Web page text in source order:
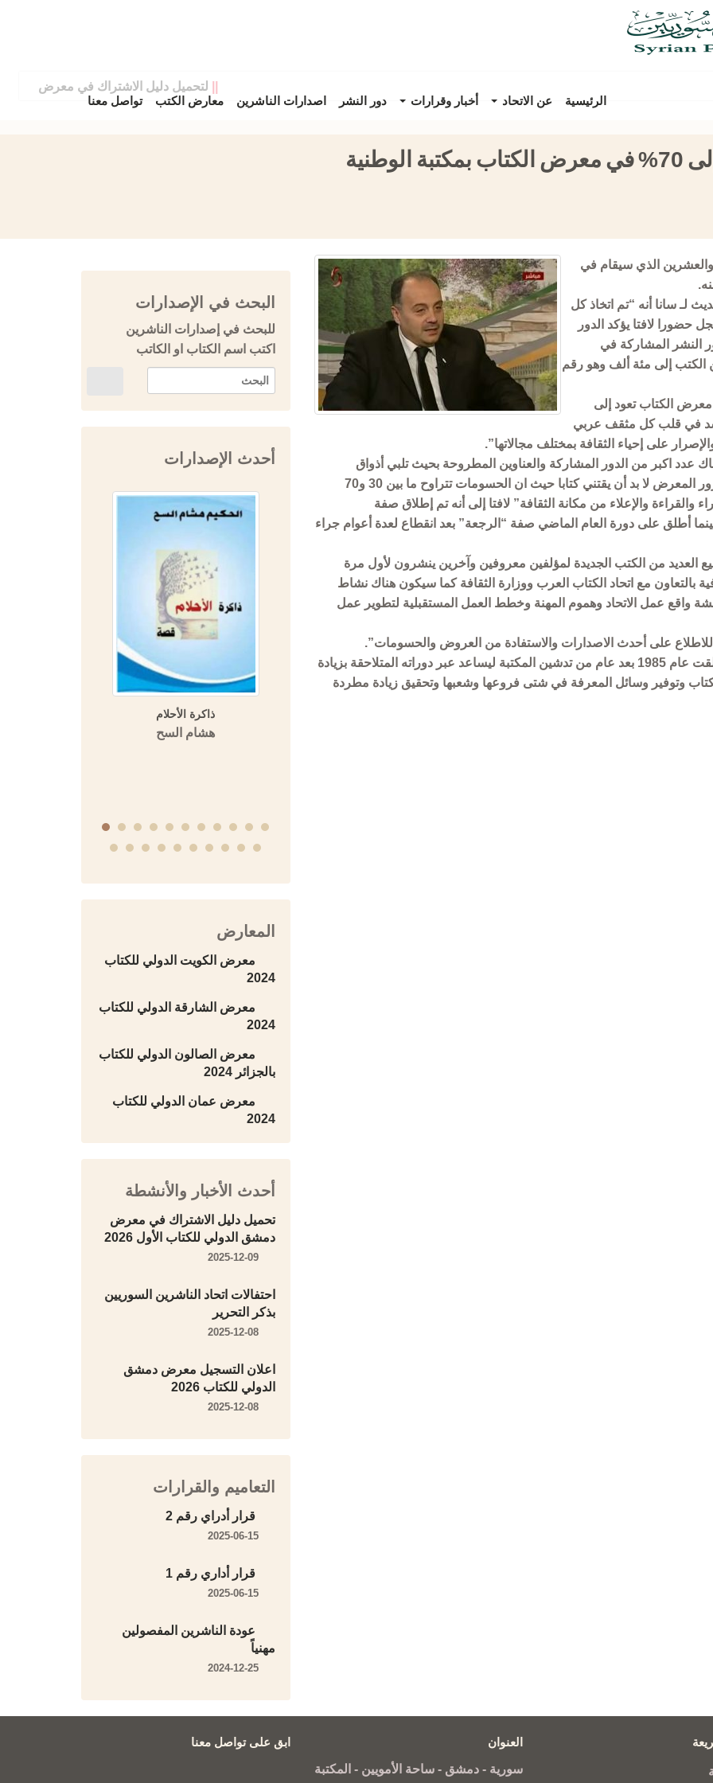
الرئيسية عن الاتحاد أخبار وقرارات دور النشر اصدارات الناشرين معارض الكتب تواصل معنا
لتحميل دليل الاشتراك في معرض دمشق
والعشرين الذي سيقام في
لـ سانا أنه “تم اتخاذ كل
حضورا لافتا يؤكد الدور
النشر المشاركة في
عناوين الكتب إلى مئة ألف وهو رقم
الكتاب تعود إلى
في قلب كل مثقف عربي
على إحياء الثقافة بمختلف مجالاتها”.
عدد اكبر من الدور المشاركة والعناوين المطروحة بحيث تلبي أذواق
ومتطلبات الزائرين ووضعنا نصب أعيننا شعار أن من يزور المعرض لا بد أن يقتني كتابا حيث ان الحسومات تتراوح ما بين 30 و70
والإعلاء من مكانة الثقافة” لافتا إلى أنه تم إطلاق صفة
أطلق على دورة العام الماضي صفة “الرجعة” بعد انقطاع لعدة أعوام جراء
العديد من الكتب الجديدة لمؤلفين معروفين وآخرين ينشرون لأول مرة
بالتعاون مع اتحاد الكتاب العرب ووزارة الثقافة كما سيكون هناك نشاط
واقع عمل الاتحاد وهموم المهنة وخطط العمل المستقبلية لتطوير عمل
على أحدث الاصدارات والاستفادة من العروض والحسومات”.
يشار إلى أن الدورة الأولى من معرض مكتبة الأسد انطلقت عام 1985 بعد عام من تدشين المكتبة ليساعد عبر دوراته المتلاحقة بزيادة
وتوفير وسائل المعرفة في شتى فروعها وشعبها وتحقيق زيادة مطردة
البحث في الإصدارات
للبحث في إصدارات الناشرين
اكتب اسم الكتاب او الكاتب
أحدث الإصدارات
ذاكرة الأحلام
هشام السح
المعارض
معرض الكويت الدولي للكتاب
2024
معرض الشارقة الدولي للكتاب
2024
معرض الصالون الدولي للكتاب
بالجزائر 2024
معرض عمان الدولي للكتاب
2024
أحدث الأخبار والأنشطة
تحميل دليل الاشتراك في معرض
دمشق الدولي للكتاب الأول 2026
احتفالات اتحاد الناشرين السوريين
بذكر التحرير
اعلان التسجيل معرض دمشق
الدولي للكتاب 2026
التعاميم والقرارات
قرار أدراي رقم 2
قرار أداري رقم 1
عودة الناشرين المفصولين
مهنياً
العنوان
سورية - دمشق - ساحة الأمويين - المكتبة
ابق على تواصل معنا